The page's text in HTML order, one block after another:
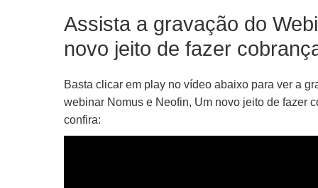
Assista a gravação do
novo jeito de fazer
Basta clicar em play no vídeo abaixo para ver a
webinar Nomus e Neofin, Um novo jeito de fazer
confira: